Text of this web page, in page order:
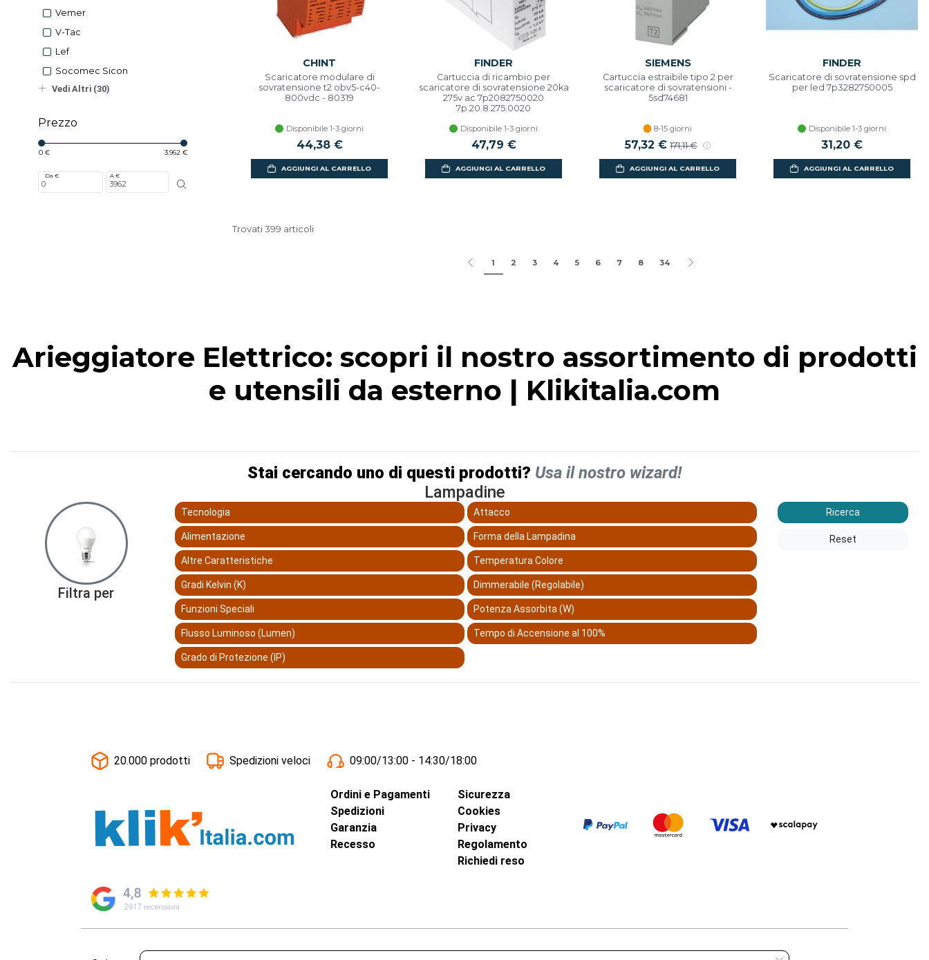
Vemer
V-Tac
Lef
Socomec Sicon
Vedi Altri (30)
Prezzo
0 € 3.962 €
Da € A €
CHINT
Scaricatore modulare di
sovratensione t2 obv5-c40-
800vdc - 80319
Disponibile 1-3 giorni
44,38 €
AGGIUNGI AL CARRELLO
FINDER
Cartuccia di ricambio per
scaricatore di sovratensione 20ka
275v ac 7p2082750020
7p.20.8.275.0020
Disponibile 1-3 giorni
47,79 €
AGGIUNGI AL CARRELLO
SIEMENS
Cartuccia estraibile tipo 2 per
scaricatore di sovratensioni -
5sd74681
8-15 giorni
57,32 € 171,11 €
AGGIUNGI AL CARRELLO
FINDER
Scaricatore di sovratensione spd
per led 7p3282750005
Disponibile 1-3 giorni
31,20 €
AGGIUNGI AL CARRELLO
Trovati 399 articoli
1 2 3 4 5 6 7 8 34
Arieggiatore Elettrico: scopri il nostro assortimento di prodotti
e utensili da esterno | Klikitalia.com
Stai cercando uno di questi prodotti? Usa il nostro wizard!
Lampadine
Filtra per
Tecnologia Attacco
Alimentazione Forma della Lampadina
Altre Caratteristiche Temperatura Colore
Gradi Kelvin (K) Dimmerabile (Regolabile)
Funzioni Speciali Potenza Assorbita (W)
Flusso Luminoso (Lumen) Tempo di Accensione al 100%
Grado di Protezione (IP)
Ricerca
Reset
20.000 prodotti Spedizioni veloci 09:00/13:00 - 14:30/18:00
Ordini e Pagamenti
Spedizioni
Garanzia
Recesso
Sicurezza
Cookies
Privacy
Regolamento
Richiedi reso